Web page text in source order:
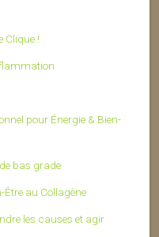
Clique !
pour Énergie & Bien-
bas grade
Être au Collagène
les causes et agir